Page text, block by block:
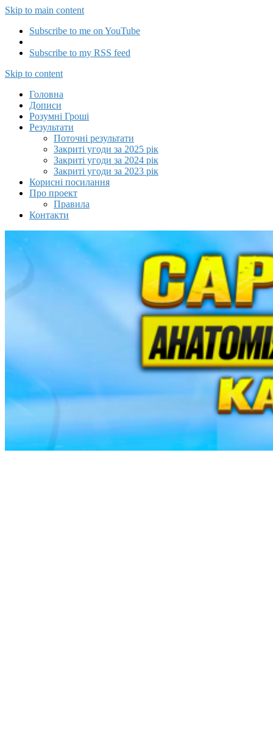
Skip to main content
Subscribe to me on YouTube
Subscribe to my RSS feed
Capitalizator UA
Skip to content
Головна
Дописи
Розумні Гроші
Результати
Поточні результати
Закриті угоди за 2025 рік
Закриті угоди за 2024 рік
Закриті угоди за 2023 рік
Корисні посилання
Про проект
Правила
Контакти